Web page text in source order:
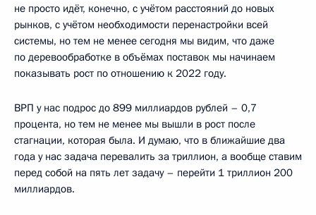
не просто идёт, конечно, с учётом расстояний до новых
рынков, с учётом необходимости перенастройки всей
системы, но тем не менее сегодня мы видим, что даже
по деревообработке в объёмах поставок мы начинаем
показывать рост по отношению к 2022 году.
ВРП у нас подрос до 899 миллиардов рублей – 0,7
процента, но тем не менее мы вышли в рост после
стагнации, которая была. И думаю, что в ближайшие два
года у нас задача перевалить за триллион, а вообще ставим
перед собой на пять лет задачу – перейти 1 триллион 200
миллиардов.